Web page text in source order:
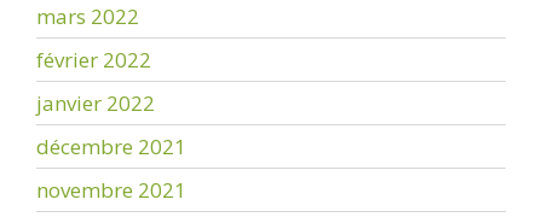
mars 2022
février 2022
janvier 2022
décembre 2021
novembre 2021